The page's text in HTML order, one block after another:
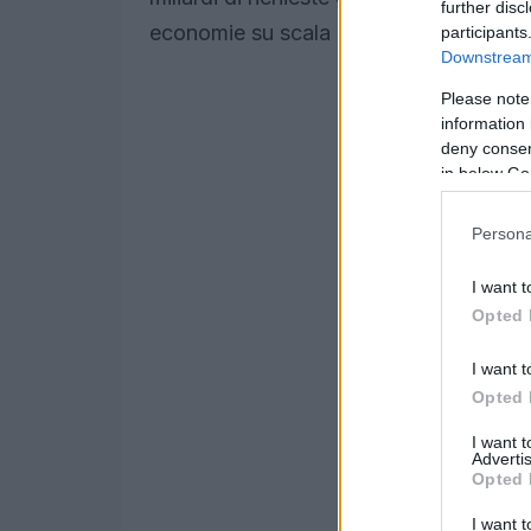
further
Please
information
deny
in below
I want
Opted
I want
Opted
I want
Opted
I want
economie su scala industriale.